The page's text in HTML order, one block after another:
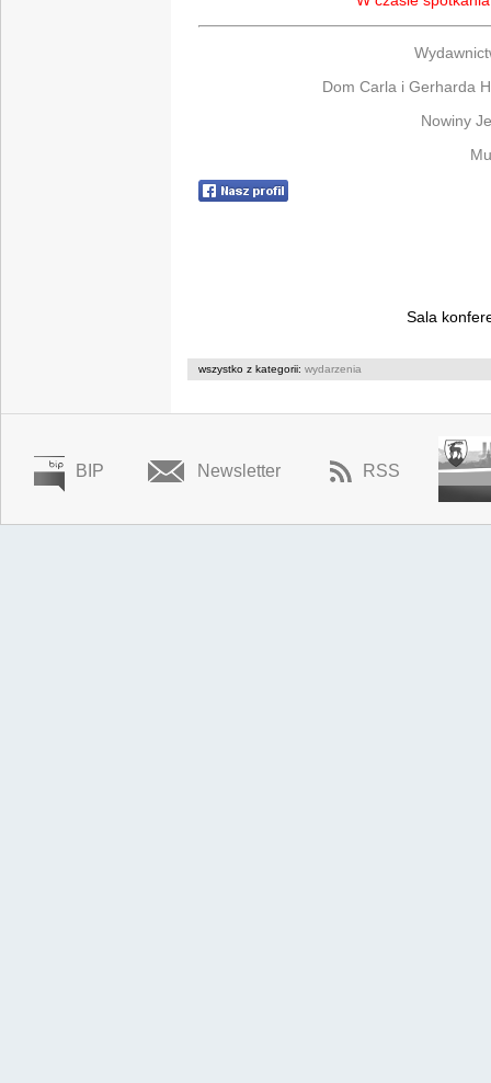
Dom Carla i Gerharda
Nowiny
Sala
wszystko z kategorii: wydarzenia
BIP Newsletter RSS